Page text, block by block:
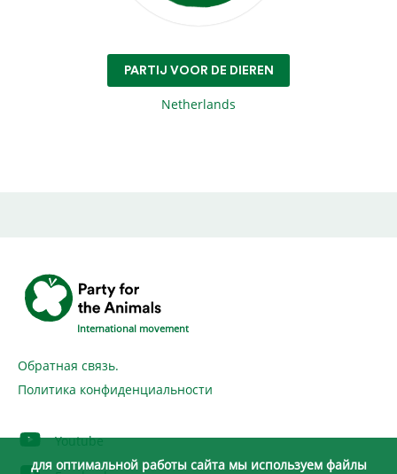
PARTIJ VOOR DE DIEREN
Netherlands
International movement
Обратная связь.
Политика конфиденциальности
Youtube
для оптимальной работы сайта мы используем файлы